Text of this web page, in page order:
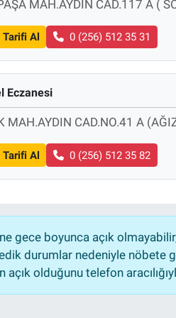
MAH.AYDIN CAD.117 A (
Tarifi Al 0 (256) 512 35 31
Eczanesi
MAH.AYDIN CAD.NO.41 A
Tarifi Al 0 (256) 512 35 82
gece boyunca açık
durumlar nedeniyle nöbete
açık olduğunu telefon